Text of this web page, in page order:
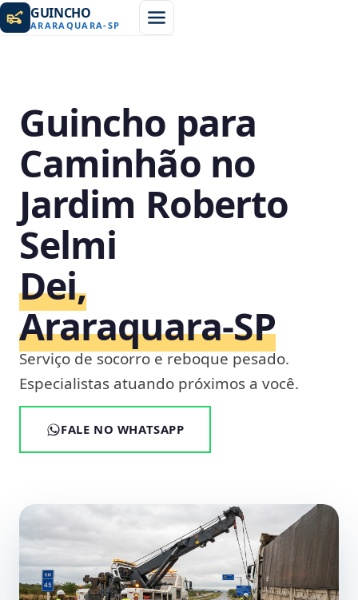
GUINCHO
ARARAQUARA-SP
Guincho para
Caminhão no
Jardim Roberto
Selmi
Dei,
Araraquara‑SP
Serviço de socorro e reboque pesado.
Especialistas atuando próximos a você.
FALE NO WHATSAPP